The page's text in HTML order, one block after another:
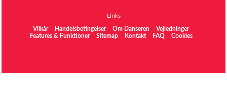
Links
Vilkår Handelsbetingelser Om Danseren
Vejledninger
Features & Funktioner
Sitemap Kontakt FAQ Cookies